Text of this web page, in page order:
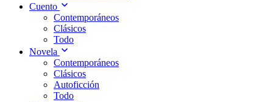
Cuento
Contemporáneos
Clásicos
Todo
Novela
Contemporáneos
Clásicos
Autoficción
Todo